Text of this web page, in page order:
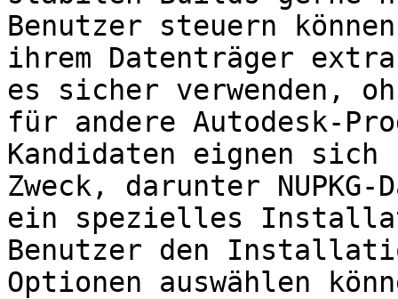
Benutzer steuern
ihrem Datenträger
es sicher verwenden,
für andere Autodesk-
Kandidaten eignen
Zweck, darunter
ein spezielles
Benutzer den
Optionen auswählen